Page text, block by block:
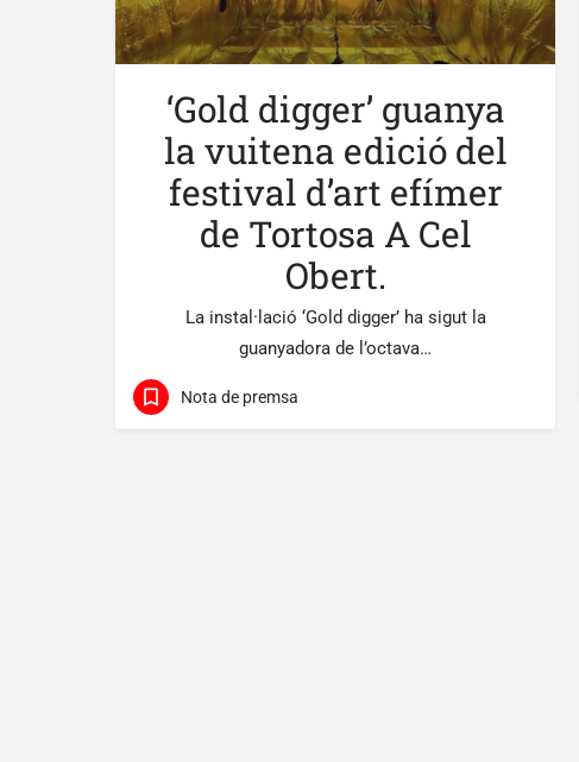
‘Gold digger’ guanya
la vuitena edició del
festival d’art efímer
de Tortosa A Cel
Obert.
La instal·lació ‘Gold digger’ ha sigut la
guanyadora de l’octava…
Nota de premsa